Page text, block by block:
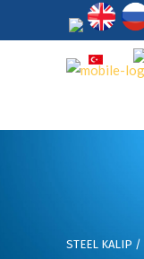
STEEL KALIP /